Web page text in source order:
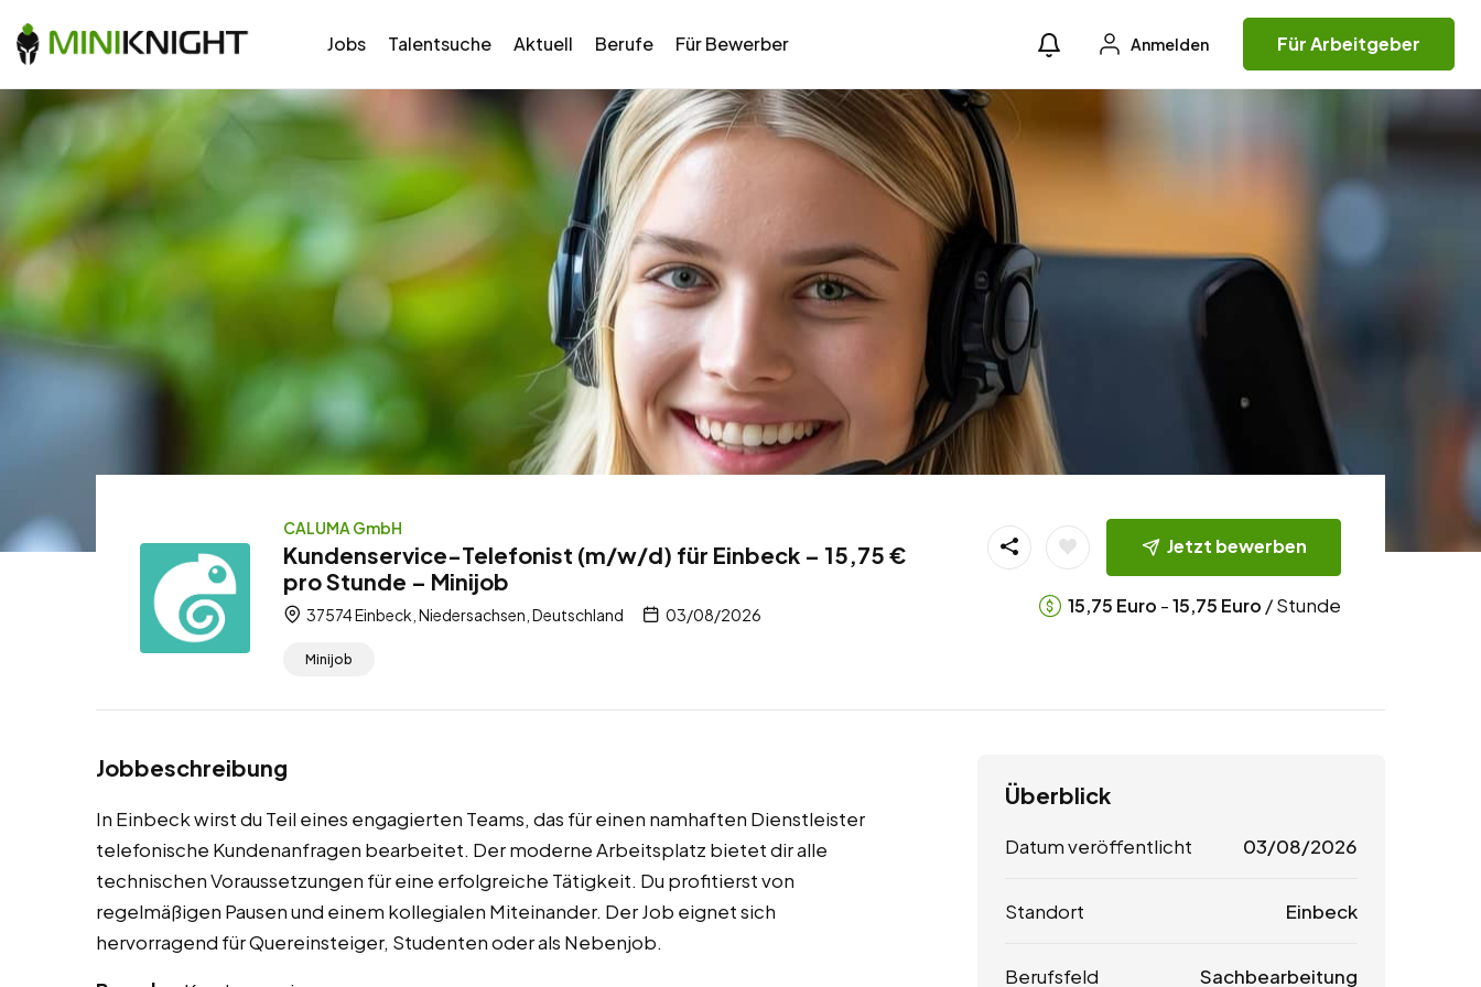
Jobs Talentsuche Aktuell Berufe Für Bewerber Anmelden Für Arbeitgeber
CALUMA GmbH
Kundenservice-Telefonist (m/w/d) für Einbeck – 15,75 €
pro Stunde – Minijob
37574 Einbeck, Niedersachsen, Deutschland 03/08/2026
Minijob
Jetzt bewerben
15,75 Euro -15,75 Euro / Stunde
Jobbeschreibung
In Einbeck wirst du Teil eines engagierten Teams, das für einen namhaften Dienstleister
telefonische Kundenanfragen bearbeitet. Der moderne Arbeitsplatz bietet dir alle
technischen Voraussetzungen für eine erfolgreiche Tätigkeit. Du profitierst von
regelmäßigen Pausen und einem kollegialen Miteinander. Der Job eignet sich
hervorragend für Quereinsteiger, Studenten oder als Nebenjob.
Überblick
Datum veröffentlicht 03/08/2026
Standort Einbeck
Berufsfeld Sachbearbeitung